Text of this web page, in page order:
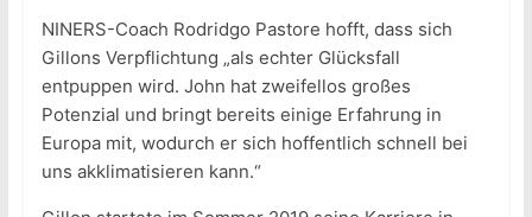
NINERS-Coach Rodridgo Pastore hofft, dass sich
Gillons Verpflichtung „als echter Glücksfall
entpuppen wird. John hat zweifellos großes
Potenzial und bringt bereits einige Erfahrung in
Europa mit, wodurch er sich hoffentlich schnell bei
uns akklimatisieren kann.“